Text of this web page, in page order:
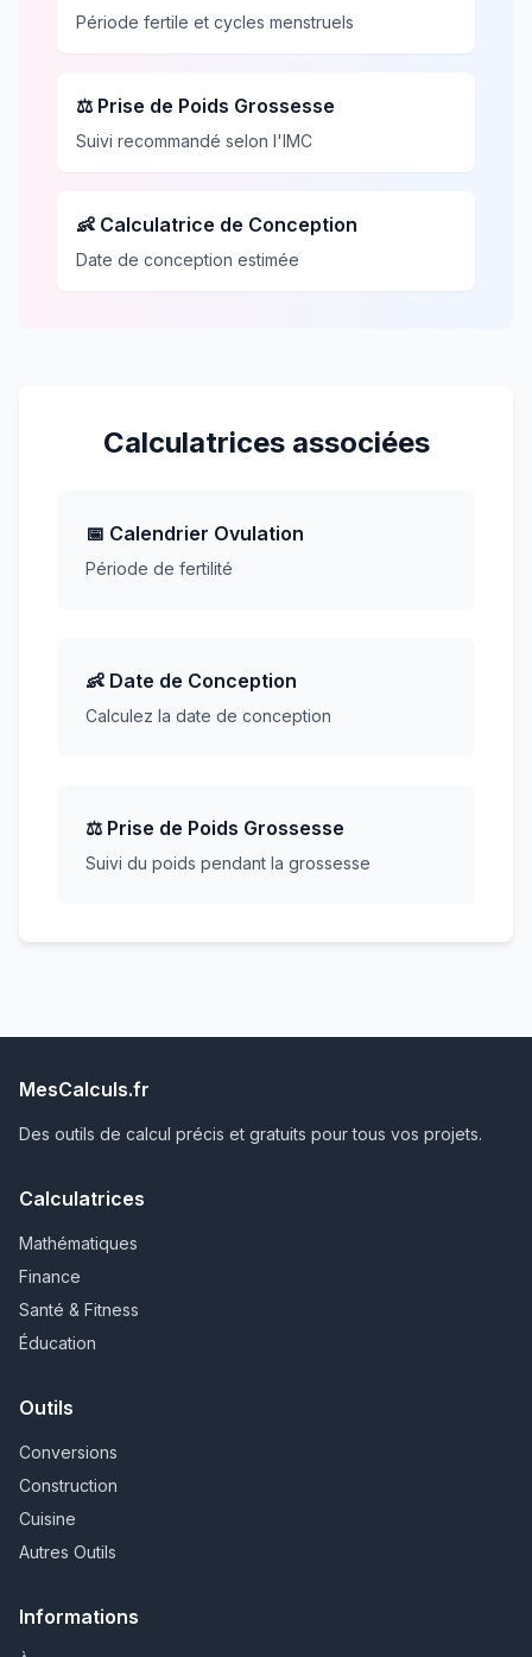
Période fertile et cycles menstruels
⚖️ Prise de Poids Grossesse
Suivi recommandé selon l'IMC
👶 Calculatrice de Conception
Date de conception estimée
Calculatrices associées
📅 Calendrier Ovulation
Période de fertilité
👶 Date de Conception
Calculez la date de conception
⚖️ Prise de Poids Grossesse
Suivi du poids pendant la grossesse
MesCalculs.fr
Des outils de calcul précis et gratuits pour tous vos projets.
Calculatrices
Mathématiques
Finance
Santé & Fitness
Éducation
Outils
Conversions
Construction
Cuisine
Autres Outils
Informations